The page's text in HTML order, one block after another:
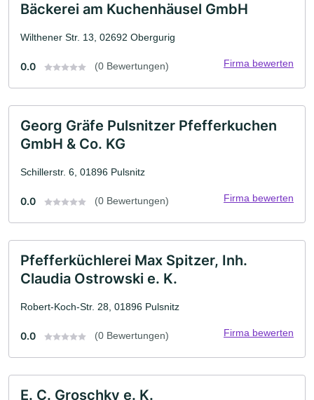
Bäckerei am Kuchenhäusel GmbH
Wilthener Str. 13, 02692 Obergurig
0.0 (0 Bewertungen) Firma bewerten
Georg Gräfe Pulsnitzer Pfefferkuchen
GmbH & Co. KG
Schillerstr. 6, 01896 Pulsnitz
0.0 (0 Bewertungen) Firma bewerten
Pfefferküchlerei Max Spitzer, Inh.
Claudia Ostrowski e. K.
Robert-Koch-Str. 28, 01896 Pulsnitz
0.0 (0 Bewertungen) Firma bewerten
E. C. Groschky e. K.